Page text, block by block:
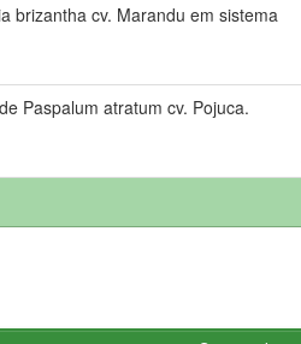
brizantha cv. Marandu em sistema
Paspalum atratum cv. Pojuca.